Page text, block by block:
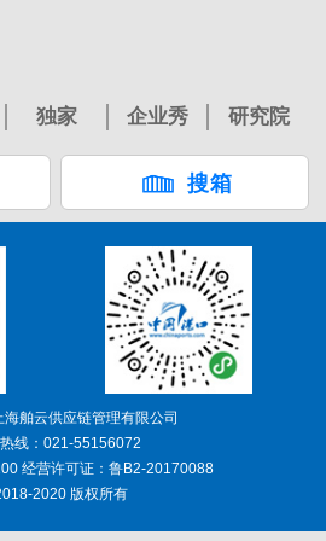
独家 企业秀 研究院
搜箱
舶云供应链管理有限公司
线：021-55156072
经营许可证：鲁B2-20170088
2020 版权所有